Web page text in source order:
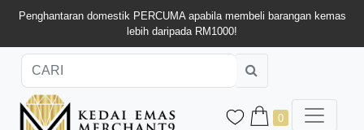
Penghantaran domestik PERCUMA apabila membeli barangan kemas
lebih daripada RM1000!
0